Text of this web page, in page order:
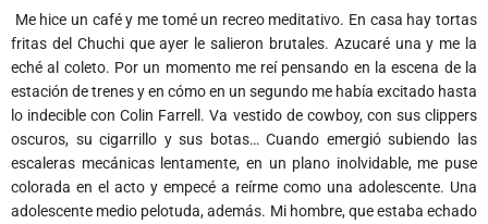
Me hice un café y me tomé un recreo meditativo. En casa hay tortas
fritas del Chuchi que ayer le salieron brutales. Azucaré una y me la
eché al coleto. Por un momento me reí pensando en la escena de la
estación de trenes y en cómo en un segundo me había excitado hasta
lo indecible con Colin Farrell. Va vestido de cowboy, con sus clippers
oscuros, su cigarrillo y sus botas… Cuando emergió subiendo las
escaleras mecánicas lentamente, en un plano inolvidable, me puse
colorada en el acto y empecé a reírme como una adolescente. Una
adolescente medio pelotuda, además. Mi hombre, que estaba echado